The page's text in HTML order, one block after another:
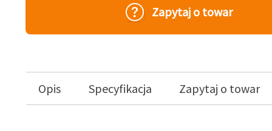
Zapytaj o towar
Opis Specyfikacja Zapytaj o towar